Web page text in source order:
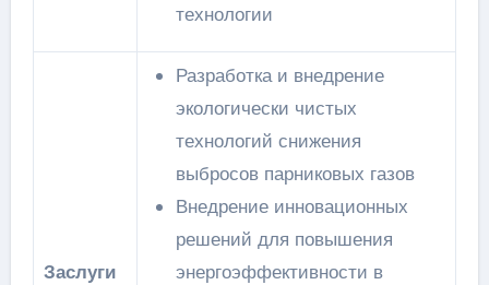
технологии
Заслуги
Разработка и внедрение
экологически чистых
технологий снижения
выбросов парниковых газов
Внедрение инновационных
решений для повышения
энергоэффективности в